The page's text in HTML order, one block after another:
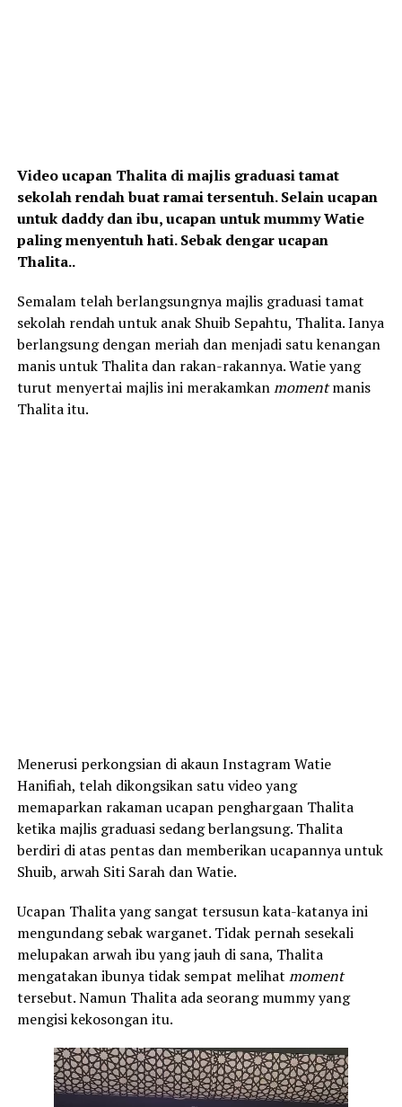
Video ucapan Thalita di majlis graduasi tamat
sekolah rendah buat ramai tersentuh. Selain ucapan
untuk daddy dan ibu, ucapan untuk mummy Watie
paling menyentuh hati. Sebak dengar ucapan
Thalita..
Semalam telah berlangsungnya majlis graduasi tamat
sekolah rendah untuk anak Shuib Sepahtu, Thalita. Ianya
berlangsung dengan meriah dan menjadi satu kenangan
manis untuk Thalita dan rakan-rakannya. Watie yang
turut menyertai majlis ini merakamkanmomentmanis
Thalita itu.
Menerusi perkongsian di akaun Instagram Watie
Hanifiah, telah dikongsikan satu video yang
memaparkan rakaman ucapan penghargaan Thalita
ketika majlis graduasi sedang berlangsung. Thalita
berdiri di atas pentas dan memberikan ucapannya untuk
Shuib, arwah Siti Sarah dan Watie.
Ucapan Thalita yang sangat tersusun kata-katanya ini
mengundang sebak warganet. Tidak pernah sesekali
melupakan arwah ibu yang jauh di sana, Thalita
mengatakan ibunya tidak sempat melihat moment
tersebut. Namun Thalita ada seorang mummy yang
mengisi kekosongan itu.